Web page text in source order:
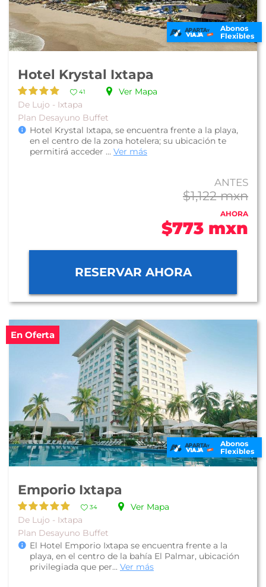
Abonos
Flexibles
Hotel Krystal Ixtapa
41
Ver Mapa
De Lujo - Ixtapa
Plan Desayuno Buffet
Hotel Krystal Ixtapa, se encuentra frente a la playa,
en el centro de la zona hotelera; su ubicación te
permitirá acceder ... Ver más
ANTES
$1,122 mxn
AHORA
$773 mxn
RESERVAR AHORA
En Oferta
Abonos
Flexibles
Emporio Ixtapa
34
Ver Mapa
De Lujo - Ixtapa
Plan Desayuno Buffet
El Hotel Emporio Ixtapa se encuentra frente a la
playa, en el centro de la bahía El Palmar, ubicación
privilegiada que per... Ver más